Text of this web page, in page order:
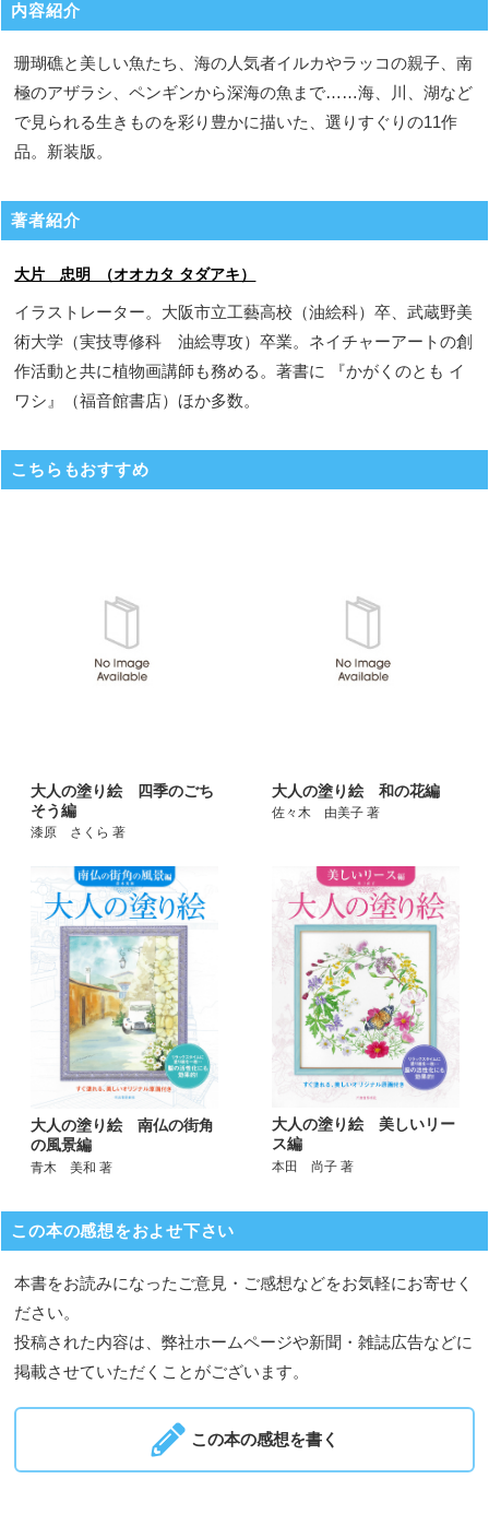
内容紹介
珊瑚礁と美しい魚たち、海の人気者イルカやラッコの親子、南
極のアザラシ、ペンギンから深海の魚まで……海、川、湖など
で見られる生きものを彩り豊かに描いた、選りすぐりの11作
品。新装版。
著者紹介
大片 忠明 （オオカタ タダアキ）
イラストレーター。大阪市立工藝高校（油絵科）卒、武蔵野美
術大学（実技専修科 油絵専攻）卒業。ネイチャーアートの創
作活動と共に植物画講師も務める。著書に 『かがくのとも イ
ワシ』（福音館書店）ほか多数。
こちらもおすすめ
大人の塗り絵 四季のごち
そう編
漆原 さくら 著
大人の塗り絵 和の花編
佐々木 由美子 著
大人の塗り絵 南仏の街角
の風景編
青木 美和 著
大人の塗り絵 美しいリー
ス編
本田 尚子 著
この本の感想をおよせ下さい
本書をお読みになったご意見・ご感想などをお気軽にお寄せく
ださい。
投稿された内容は、弊社ホームページや新聞・雑誌広告などに
掲載させていただくことがございます。
この本の感想を書く